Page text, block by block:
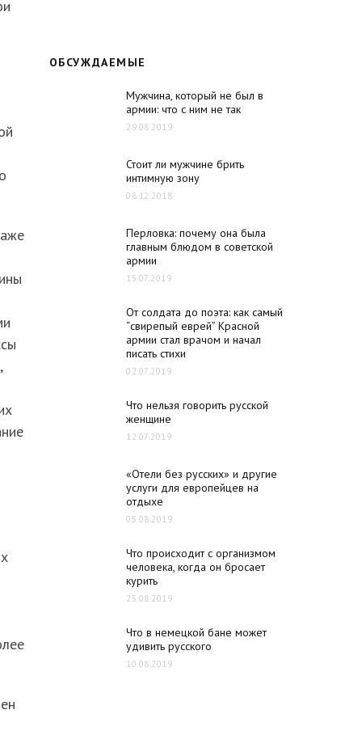
ОБСУЖДАЕМЫЕ
Мужчина, который не был в
армии: что с ним не так
29.08.2019
Стоит ли мужчине брить
интимную зону
08.12.2018
Перловка: почему она была
главным блюдом в советской
армии
15.07.2019
От солдата до поэта: как самый
“свирепый еврей” Красной
армии стал врачом и начал
писать стихи
02.07.2019
Что нельзя говорить русской
женщине
12.07.2019
«Отели без русских» и другие
услуги для европейцев на
отдыхе
05.08.2019
Что происходит с организмом
человека, когда он бросает
курить
25.08.2019
Что в немецкой бане может
удивить русского
10.08.2019